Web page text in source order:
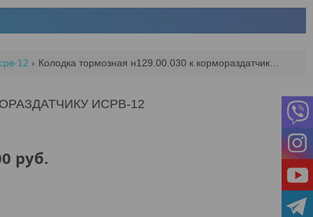
12
ИСРВ-12
руб.